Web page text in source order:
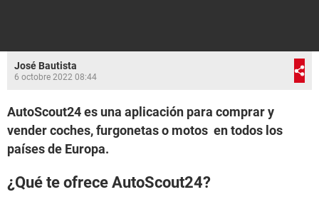
José Bautista
6 octobre 2022 08:44
AutoScout24 es una aplicación para comprar y
vender coches, furgonetas o motos en todos los
países de Europa.
¿Qué te ofrece AutoScout24?